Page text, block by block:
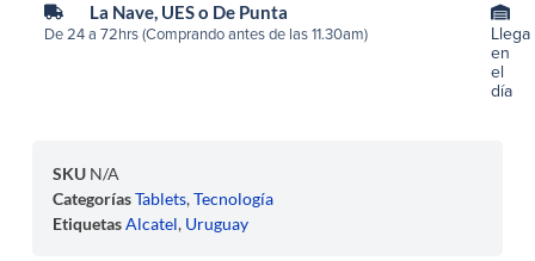
La Nave, UES o De Punta
De 24 a 72hrs (Comprando antes de las 11.30am)
Llega
en
el
día
SKU N/A
CategoríasTablets,Tecnología
EtiquetasAlcatel, Uruguay